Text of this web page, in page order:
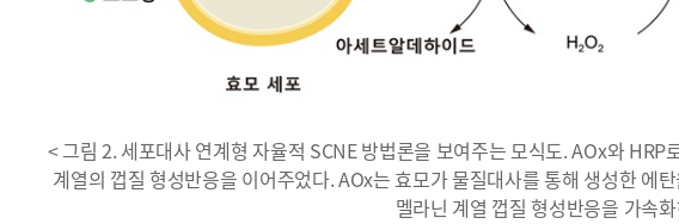
< 그림 2. 세포대사 연계형 자율적 SCNE 방법론을 보여주는 모식도. AOx와
계열의 껍질 형성반응을 이어주었다. AOx는 효모가 물질대사를 통해 생성한 에
멜라닌 계열 껍질 형성반응을 가속